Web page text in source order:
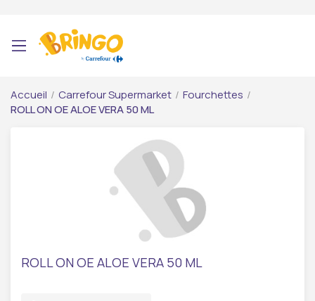
Accueil / Carrefour Supermarket / Fourchettes /
ROLL ON OE ALOE VERA 50 ML
ROLL ON OE ALOE VERA 50 ML